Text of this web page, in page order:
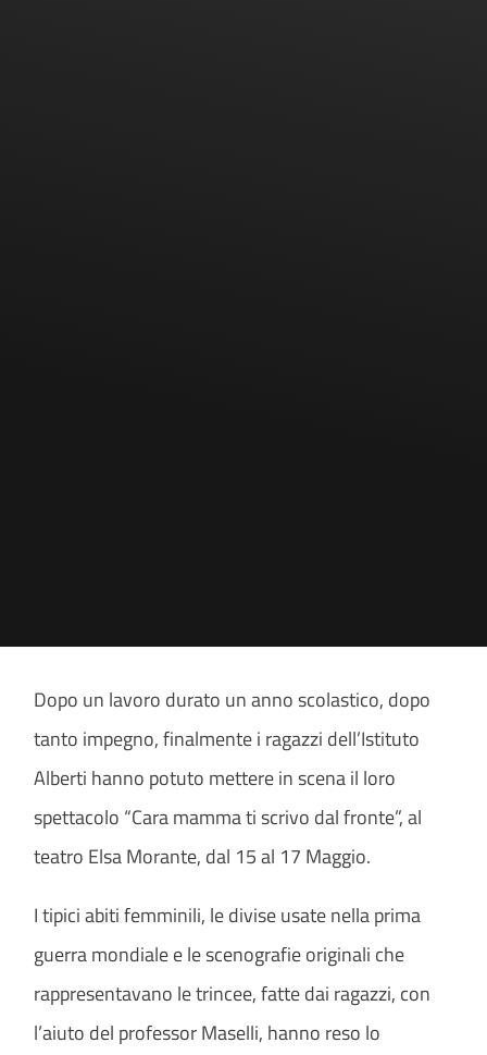
Dopo un lavoro durato un anno scolastico, dopo
tanto impegno, finalmente i ragazzi dell’Istituto
Alberti hanno potuto mettere in scena il loro
spettacolo “Cara mamma ti scrivo dal fronte”, al
teatro Elsa Morante, dal 15 al 17 Maggio.
I tipici abiti femminili, le divise usate nella prima
guerra mondiale e le scenografie originali che
rappresentavano le trincee, fatte dai ragazzi, con
l’aiuto del professor Maselli, hanno reso lo